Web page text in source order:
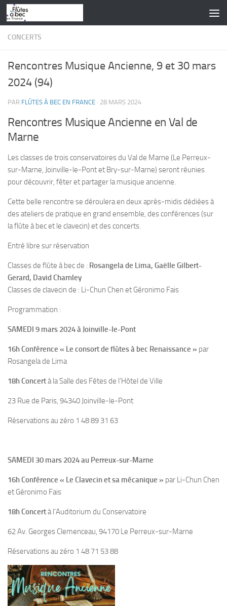
Skip to content
CONCERTS
Rencontres Musique Ancienne, 9 et 30 mars
2024 (94)
PAR FLÛTES À BEC EN FRANCE · 28 MARS 2024
Rencontres Musique Ancienne en Val de
Marne
Les classes de trois conservatoires du Val de Marne (Le Perreux-
sur-Marne, Joinville-le-Pont et Bry-sur-Marne) seront réunies
pour découvrir, fêter et partager la musique ancienne.
Cette belle rencontre se déroulera en deux après-midis dédiées à
des ateliers de pratique en grand ensemble, des conférences (sur
la flûte à bec et le clavecin) et des concerts.
Entré libre sur réservation
Classes de flûte à bec de : Rosangela de Lima, Gaëlle Gilbert-
Gerard, David Charnley
Classes de clavecin de : Li-Chun Chen et Géronimo Fais
Programmation :
SAMEDI 9 mars 2024 à Joinville-le-Pont
16h Conférence « Le consort de flûtes à bec Renaissance » par
Rosangela de Lima
18h Concertà la Salle des Fêtes de l’Hôtel de Ville
23 Rue de Paris, 94340 Joinville-le-Pont
Réservations au zéro 1 48 89 31 63
SAMEDI 30 mars 2024 au Perreux-sur-Marne
16h Conférence « Le Clavecin et sa mécanique » par Li-Chun Chen
et Géronimo Fais
18h Concertà l’Auditorium du Conservatoire
62 Av. Georges Clemenceau, 94170 Le Perreux-sur-Marne
Réservations au zéro 1 48 71 53 88